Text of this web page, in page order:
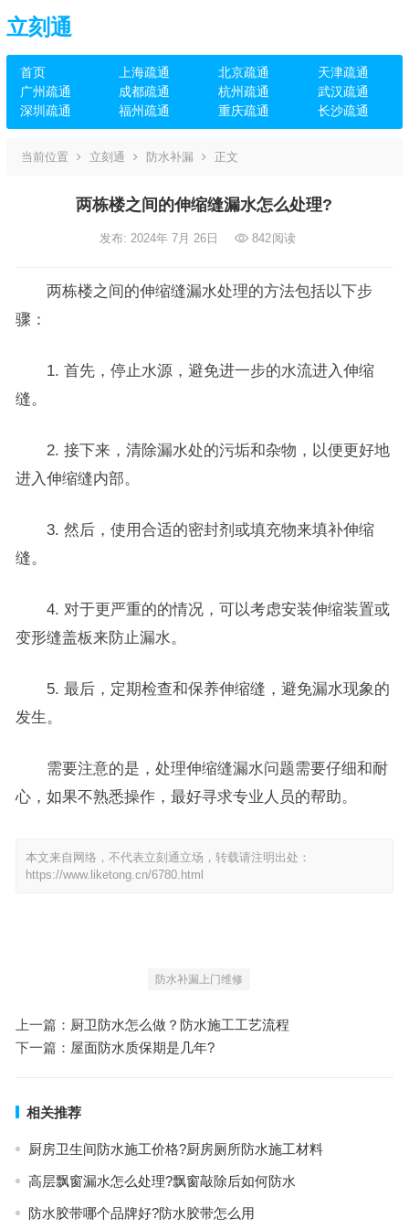
立刻通
首页 上海疏通 北京疏通
天津疏通
广州疏通
成都疏通 杭州疏通
武汉疏通
深圳疏通
福州疏通 重庆疏通 长沙疏通
当前位置 立刻通 防水补漏 正文
两栋楼之间的伸缩缝漏水怎么处理?
发布: 2024年 7月 26日 842阅读
两栋楼之间的伸缩缝漏水处理的方法包括以下步
骤：
1. 首先，停止水源，避免进一步的水流进入伸缩
缝。
2. 接下来，清除漏水处的污垢和杂物，以便更好地
进入伸缩缝内部。
3. 然后，使用合适的密封剂或填充物来填补伸缩
缝。
4. 对于更严重的的情况，可以考虑安装伸缩装置或
变形缝盖板来防止漏水。
5. 最后，定期检查和保养伸缩缝，避免漏水现象的
发生。
需要注意的是，处理伸缩缝漏水问题需要仔细和耐
心，如果不熟悉操作，最好寻求专业人员的帮助。
本文来自网络，不代表立刻通立场，转载请注明出处：
https://www.liketong.cn/6780.html
防水补漏上门维修
上一篇： 厨卫防水怎么做？防水施工工艺流程
下一篇： 屋面防水质保期是几年?
相关推荐
厨房卫生间防水施工价格?厨房厕所防水施工材料
高层飘窗漏水怎么处理?飘窗敲除后如何防水
防水胶带哪个品牌好?防水胶带怎么用